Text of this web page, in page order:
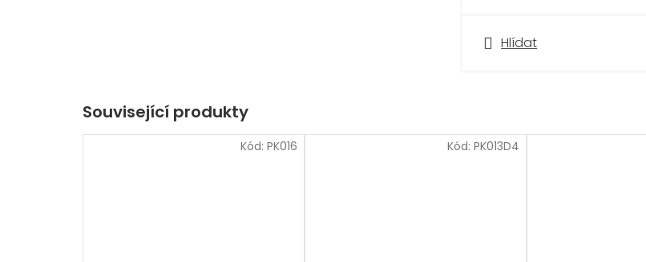
Hlídat
Související produkty
Kód: PK016 Kód: PK013D4